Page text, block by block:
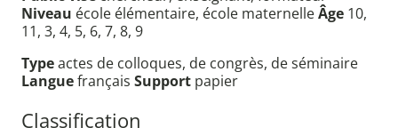
Niveau école élémentaire, école maternelleÂge 10,
11, 3, 4, 5, 6, 7, 8, 9
Typeactes de colloques, de congrès, de séminaire
Languefrançais Support papier
Classification